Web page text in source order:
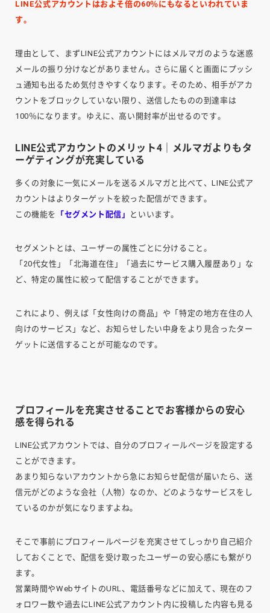
LINE公式アカウントはおよそ倍の60％にもなるといわれていま
す。
理由として、まずLINE公式アカウントにはメルマガのような迷惑
メールの振り分けなどがありません。さらに届くと画面にプッシ
ュ通知も出るため気付きやすくなります。そのため、相手がアカ
ウントをブロックしていない限り、送信したものの到達率は
100％になります。ゆえに、高い開封率が出せるのです。
LINE公式アカウントのメリット4｜メルマガよりもタ
ーゲティングが充実している
多くの対象に一気にメールを送るメルマガと比べて、LINE公式ア
カウントはよりターゲットを絞った配信ができます。
この機能を
「セグメント配信」 といいます。
セグメントとは、ユーザーの属性ごとに分けること。
「20代女性」「北海道在住」「過去にサービス購入履歴あり」な
ど、特定の属性に絞って配信することができます。
これにより、例えば「女性向けの商品」や「特定の地方在住の人
向けのサービス」など、お知らせしたい中身をより見合ったター
ゲットに送信することが可能なのです。
プロフィールを充実させることでお客様からの安心
感を得られる
LINE公式アカウントでは、自分のプロフィールページを設定する
ことができます。
あまり知らないアカウントから急にお知らせ配信が届いたら、送
信元がどのような会社（人物）なのか、どのようなサービスをし
ているのかが気になりますよね。
そこで事前にプロフィールページを充実させてしっかり自己紹介
しておくことで、配信を受け取ったユーザーの安心感にも繋がり
ます。
営業時間やWebサイトのURL、電話番号などに加えて、現在のフ
ォロワー数や過去にLINE公式アカウント内に投稿した内容も見る